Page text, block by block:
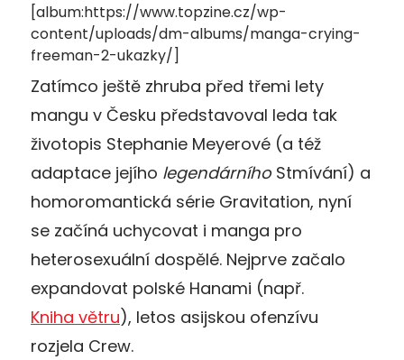
[album:https://www.topzine.cz/wp-
content/uploads/dm-albums/manga-crying-
freeman-2-ukazky/]
Zatímco ještě zhruba před třemi lety
mangu v Česku představoval leda tak
životopis Stephanie Meyerové (a též
adaptace jejího legendárního Stmívání) a
homoromantická série Gravitation, nyní
se začíná uchycovat i manga pro
heterosexuální dospělé. Nejprve začalo
expandovat polské Hanami (např.
Kniha větru), letos asijskou ofenzívu
rozjela Crew.